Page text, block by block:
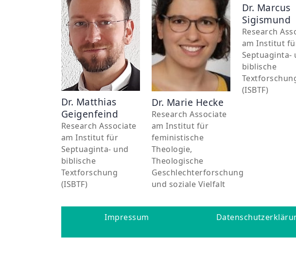
Dr. Matthias
Geigenfeind
Research Associate
am Institut für
Septuaginta- und
biblische
Textforschung
(ISBTF)
Dr. Marie Hecke
Research Associate
am Institut für
feministische
Theologie,
Theologische
Geschlechterforschung
und soziale Vielfalt
Dr. Marcus
Sigismund
Research
am Institut
Septuaginta-
biblische
(ISBTF)
Impressum